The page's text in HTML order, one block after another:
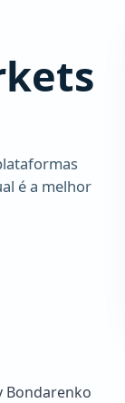
é a melhor
Bondarenko